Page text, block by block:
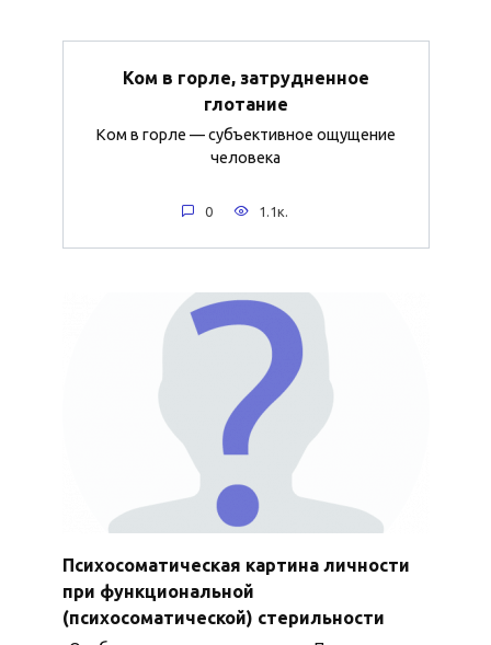
Ком в горле, затрудненное
глотание
Ком в горле — субъективное ощущение
человека
0 1.1к.
Психосоматическая картина личности
при функциональной
(психосоматической) стерильности